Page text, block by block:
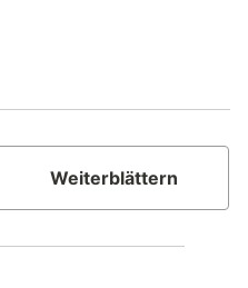
Weiterblättern